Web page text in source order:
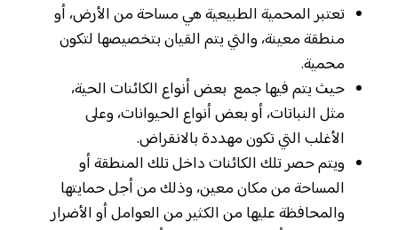
تعتبر المحمية الطبيعية هي مساحة من الأرض، أو
منطقة معينة، والتي يتم القيان بتخصيصها لتكون
محمية.
حيث يتم فيها جمع بعض أنواع الكائنات الحية،
مثل النباتات، أو بعض أنواع الحيوانات، وعلى
الأغلب التي تكون مهددة بالانقراض.
ويتم حصر تلك الكائنات داخل تلك المنطقة أو
المساحة من مكان معين، وذلك من أجل حمايتها
والمحافظة عليها من الكثير من العوامل أو الأضرار